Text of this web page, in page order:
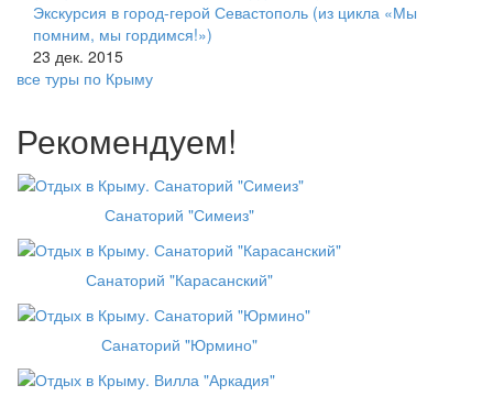
Экскурсия в город-герой Севастополь (из цикла «Мы
помним, мы гордимся!»)
23 дек. 2015
все туры по Крыму
Рекомендуем!
Санаторий "Симеиз"
Санаторий "Карасанский"
Санаторий "Юрмино"